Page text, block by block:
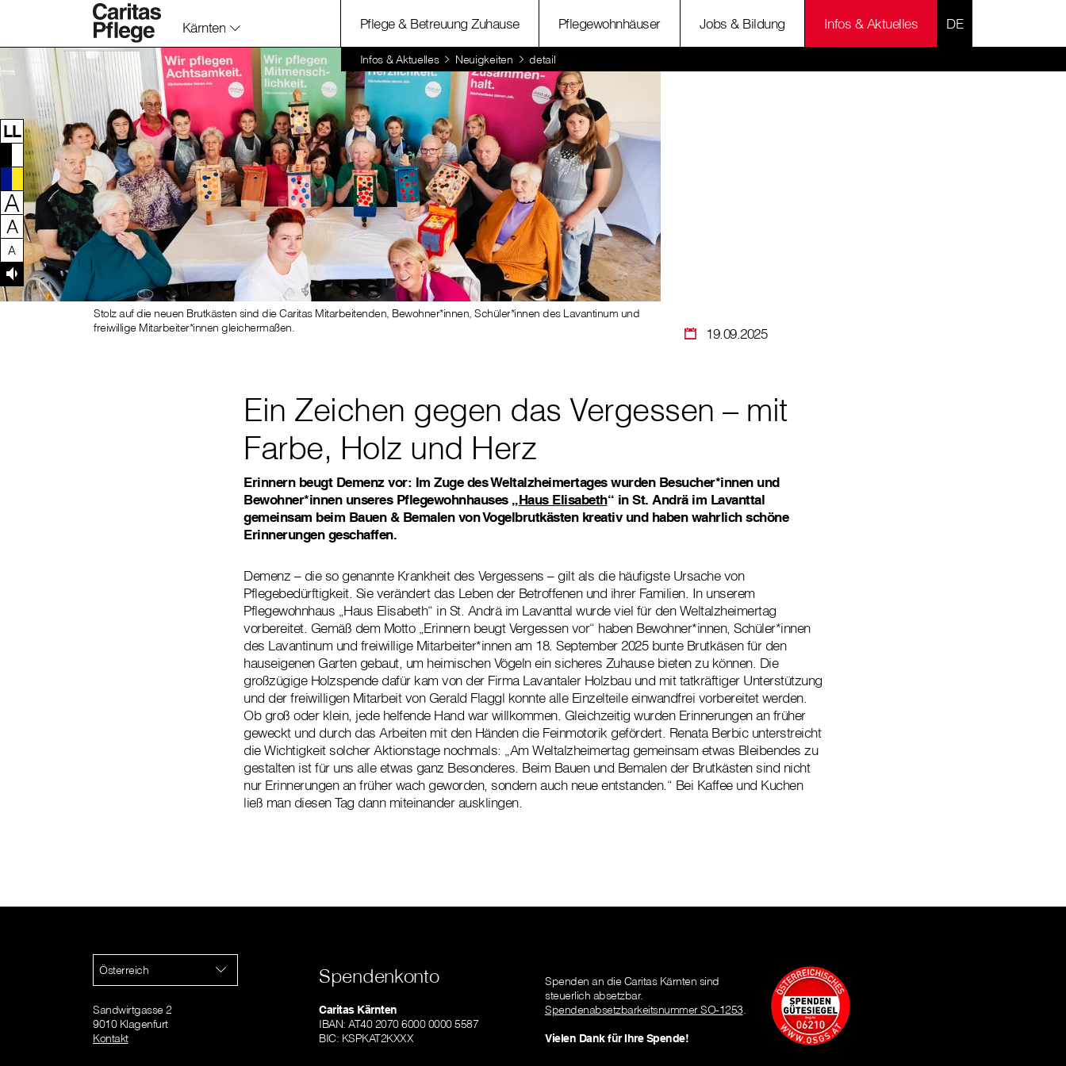
Zum Inhalt dieser Seite
Zur Navigation
Zum Footer dieser Seite
Kärnten Pflege & Betreuung Zuhause Pflegewohnhäuser Jobs & Bildung Infos & Aktuelles SPRACHE
Infos & Aktuelles Neuigkeiten detail
LL
A
A
A
19.09.2025
Stolz auf die neuen Brutkästen sind die Caritas Mitarbeitenden, Bewohner*innen, Schüler*innen des Lavantinum und
freiwillige Mitarbeiter*innen gleichermaßen.
Ein Zeichen gegen das Vergessen – mit
Farbe, Holz und Herz
Erinnern beugt Demenz vor: Im Zuge des Weltalzheimertages wurden Besucher*innen und
Bewohner*innen unseres Pflegewohnhauses „Haus Elisabeth“ in St. Andrä im Lavanttal
gemeinsam beim Bauen & Bemalen von Vogelbrutkästen kreativ und haben wahrlich schöne
Erinnerungen geschaffen.
Demenz – die so genannte Krankheit des Vergessens – gilt als die häufigste Ursache von
Pflegebedürftigkeit. Sie verändert das Leben der Betroffenen und ihrer Familien. In unserem
Pflegewohnhaus „Haus Elisabeth“ in St. Andrä im Lavanttal wurde viel für den Weltalzheimertag
vorbereitet. Gemäß dem Motto „Erinnern beugt Vergessen vor“ haben Bewohner*innen, Schüler*innen
des Lavantinum und freiwillige Mitarbeiter*innen am 18. September 2025 bunte Brutkäsen für den
hauseigenen Garten gebaut, um heimischen Vögeln ein sicheres Zuhause bieten zu können. Die
großzügige Holzspende dafür kam von der Firma Lavantaler Holzbau und mit tatkräftiger Unterstützung
und der freiwilligen Mitarbeit von Gerald Flaggl konnte alle Einzelteile einwandfrei vorbereitet werden.
Ob groß oder klein, jede helfende Hand war willkommen. Gleichzeitig wurden Erinnerungen an früher
geweckt und durch das Arbeiten mit den Händen die Feinmotorik gefördert. Renata Berbic unterstreicht
die Wichtigkeit solcher Aktionstage nochmals: „Am Weltalzheimertag gemeinsam etwas Bleibendes zu
gestalten ist für uns alle etwas ganz Besonderes. Beim Bauen und Bemalen der Brutkästen sind nicht
nur Erinnerungen an früher wach geworden, sondern auch neue entstanden.“ Bei Kaffee und Kuchen
ließ man diesen Tag dann miteinander ausklingen.
Österreich
Sandwirtgasse 2
9010 Klagenfurt
Kontakt
Spendenkonto
Caritas Kärnten
IBAN: AT40 2070 6000 0000 5587
BIC: KSPKAT2KXXX
Spenden an die Caritas Kärnten sind
steuerlich absetzbar.
Spendenabsetzbarkeitsnummer SO-1253.
Vielen Dank für Ihre Spende!